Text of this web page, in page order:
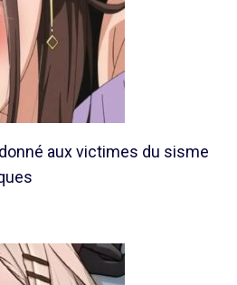
aux victimes du sisme